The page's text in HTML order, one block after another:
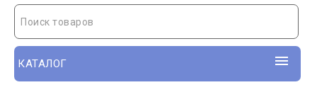
Поиск товаров
КАТАЛОГ